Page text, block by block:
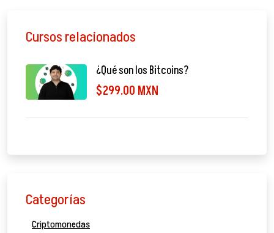
Cursos relacionados
¿Qué son los Bitcoins?
$299.00 MXN
Categorías
Criptomonedas